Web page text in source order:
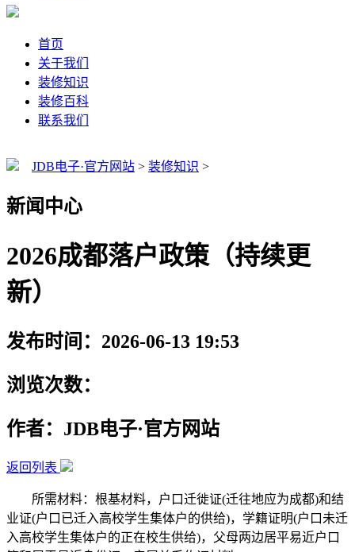
首页
关于我们
装修知识
装修百科
联系我们
JDB电子·官方网站 > 装修知识 >
新闻中心
2026成都落户政策（持续更
新）
发布时间：2026-06-13 19:53
浏览次数：
作者：JDB电子·官方网站
返回列表
所需材料：根基材料，户口迁徙证(迁往地应为成都)和结
业证(户口已迁入高校学生集体户的供给)，学籍证明(户口未迁
入高校学生集体户的正在校生供给)，父母两边居平易近户口